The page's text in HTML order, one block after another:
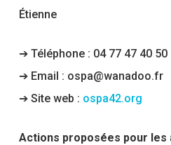
Étienne
➔ Téléphone : 04 77 47 40 50
➔ Email : ospa@wanadoo.fr
➔ Site web : ospa42.org
Actions proposées pour les